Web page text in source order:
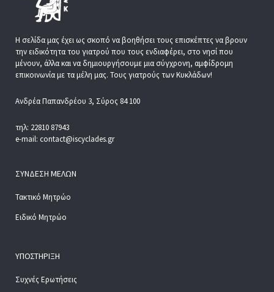
Η σελίδα μας έχει ως σκοπό να βοηθήσει τους επισκέπτες να βρουν
την ειδικότητα του γιατρού που τους ενδιαφέρει, στο νησί που
μένουν, άλλα και να δημιουργήσουμε μια σύγχρονη, αμφίδρομη
επικοινωνία με τα μέλη μας. Τους γιατρούς των Κυκλάδων!
Ανδρέα Παπανδρέου 3, Σύρος 84 100
τηλ: 22810 87943
e-mail: contact@iscyclades.gr
ΣΎΝΔΕΣΗ ΜΕΛΏΝ
Τακτικό Μητρώο
Ειδικό Μητρώο
ΥΠΟΣΤΉΡΙΞΗ
Συχνές Ερωτήσεις